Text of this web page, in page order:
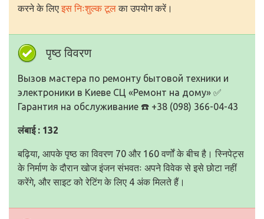
करने के लिए इस निःशुल्क टूलका उपयोग करें।
पृष्ठ विवरण
Вызов мастера по ремонту бытовой техники и
электроники в Киеве СЦ «Ремонт на дому» ✅
Гарантия на обслуживание ☎️ +38 (098) 366-04-43
लंबाई : 132
बढ़िया, आपके पृष्ठ का विवरण 70 और 160 वर्णों के बीच है। स्निपेट्स
के निर्माण के दौरान खोज इंजन संभवतः अपने विवेक से इसे छोटा नहीं
करेंगे, और साइट को रेटिंग के लिए 4 अंक मिलते हैं।